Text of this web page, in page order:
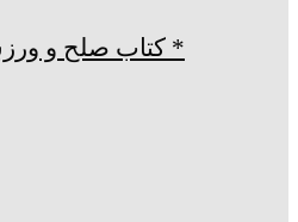
* کتاب صلح و